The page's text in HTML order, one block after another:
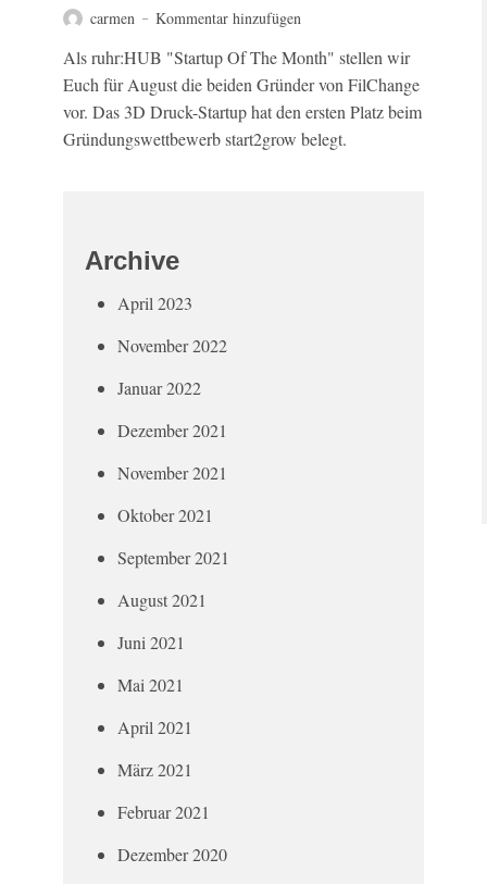
carmen Kommentar hinzufügen
Als ruhr:HUB "Startup Of The Month" stellen wir
Euch für August die beiden Gründer von FilChange
vor. Das 3D Druck-Startup hat den ersten Platz beim
Gründungswettbewerb start2grow belegt.
Archive
April 2023
November 2022
Januar 2022
Dezember 2021
November 2021
Oktober 2021
September 2021
August 2021
Juni 2021
Mai 2021
April 2021
März 2021
Februar 2021
Dezember 2020